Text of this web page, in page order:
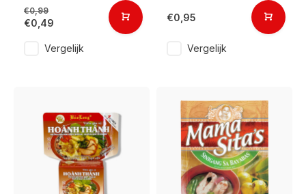
€0,99
€0,49
Vergelijk
€0,95
Vergelijk